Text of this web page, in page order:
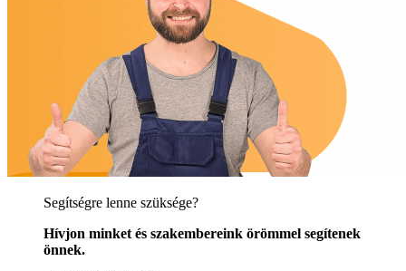
Segítségre lenne szüksége?
Hívjon minket és szakembereink örömmel segítenek
önnek.